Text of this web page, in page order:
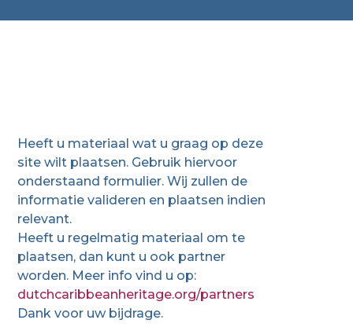
Heeft u materiaal wat u graag op deze
site wilt plaatsen. Gebruik hiervoor
onderstaand formulier. Wij zullen de
informatie valideren en plaatsen indien
relevant.
Heeft u regelmatig materiaal om te
plaatsen, dan kunt u ook partner
worden. Meer info vind u op:
dutchcaribbeanheritage.org/partners
Dank voor uw bijdrage.